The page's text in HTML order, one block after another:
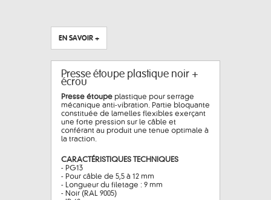
EN SAVOIR +
Presse étoupe plastique noir +
écrou
Presse étoupe plastique pour serrage
mécanique anti-vibration. Partie bloquante
constituée de lamelles flexibles exerçant
une forte pression sur le câble et
conférant au produit une tenue optimale à
la traction.
CARACTÉRISTIQUES TECHNIQUES
- PG13
- Pour câble de 5,5 à 12 mm
- Longueur du filetage : 9 mm
- Noir (RAL 9005)